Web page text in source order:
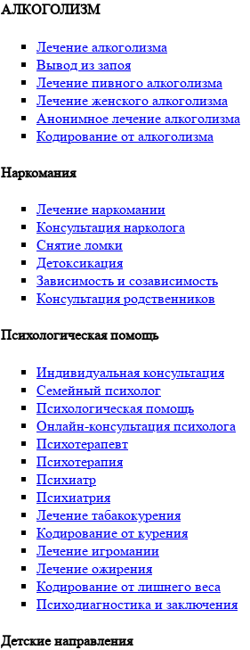
АЛКОГОЛИЗМ
Лечение алкоголизма
Вывод из запоя
Лечение пивного алкоголизма
Лечение женского алкоголизма
Анонимное лечение алкоголизма
Кодирование от алкоголизма
Наркомания
Лечение наркомании
Консультация нарколога
Снятие ломки
Детоксикация
Зависимость и созависимость
Консультация родственников
Психологическая помощь
Индивидуальная консультация
Семейный психолог
Психологическая помощь
Онлайн-консультация психолога
Психотерапевт
Психотерапия
Психиатр
Психиатрия
Лечение табакокурения
Кодирование от курения
Лечение игромании
Лечение ожирения
Кодирование от лишнего веса
Психодиагностика и заключения
Детские направления